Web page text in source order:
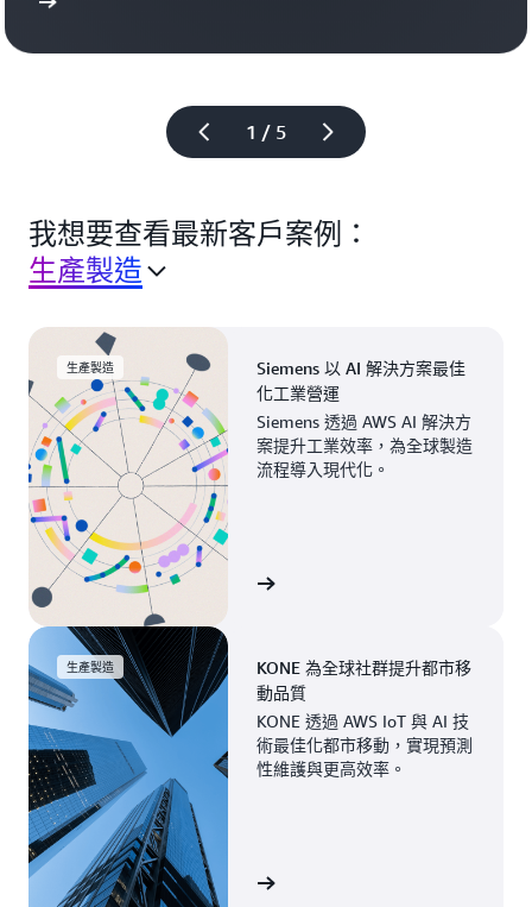
1 / 5
檢
我想要查看最新客戶案例：
生產製造
生產製造
Siemens 以 AI 解決方案最佳
化工業營運
Siemens 透過 AWS AI 解決方
案提升工業效率，為全球製造
流程導入現代化。
檢視案例
生產製造
KONE 為全球社群提升都市移
動品質
KONE 透過 AWS IoT 與 AI 技
術最佳化都市移動，實現預測
性維護與更高效率。
檢視案例